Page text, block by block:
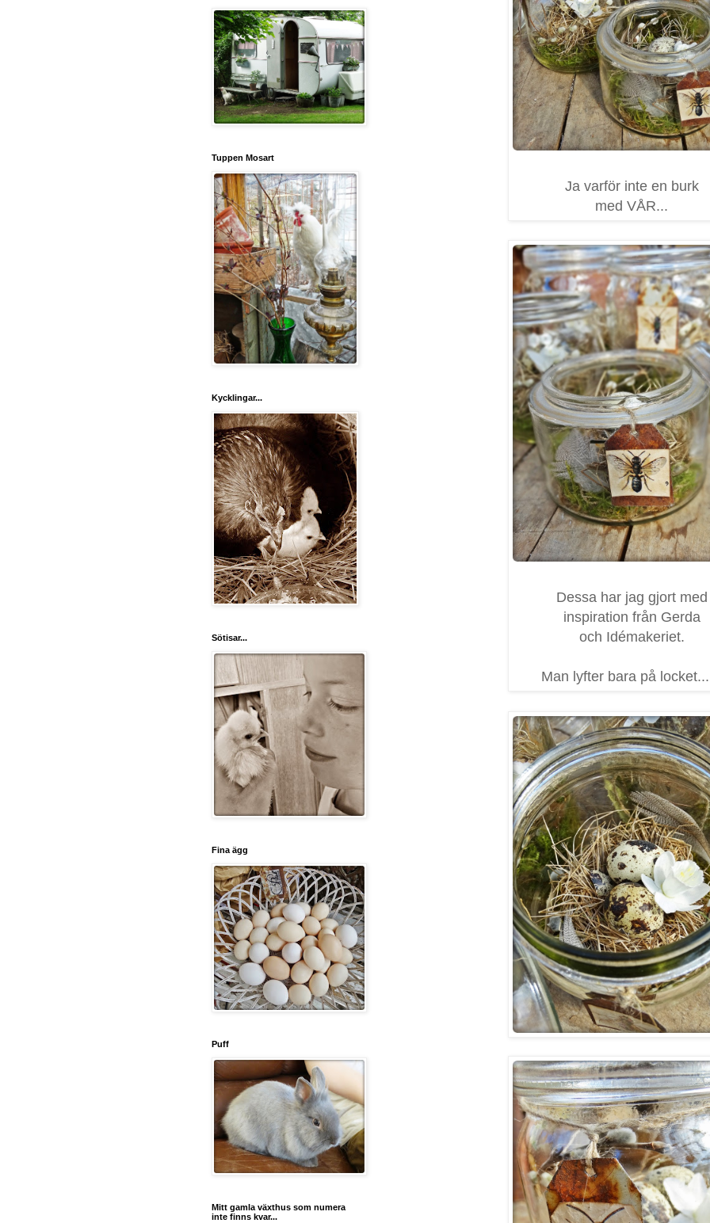
Ja varför inte en burk
med VÅR...
Dessa har jag gjort med
inspiration från Gerda
och Idémakeriet.
Man lyfter bara på
Tuppen Mosart
Kycklingar...
Sötisar...
Fina ägg
Puff
Mitt gamla växthus som numera
inte finns kvar...